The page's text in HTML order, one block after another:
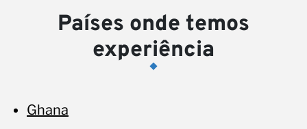
Países onde temos
experiência
Ghana